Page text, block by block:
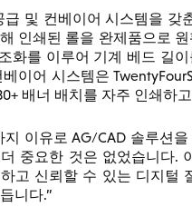
및 컨베이어 시스템을 갖
해 인쇄된 롤을 완제품으로
화를 이루어 기계 베드 길
이어 시스템은
배너 배치를 자주 인쇄하
지 이유로 AG/CAD 솔루션을
중요한 것은 없었습니다.
고 신뢰할 수 있는 디지털
니다.